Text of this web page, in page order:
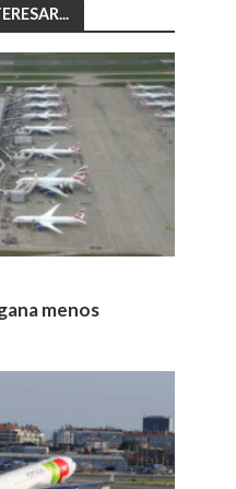
menos